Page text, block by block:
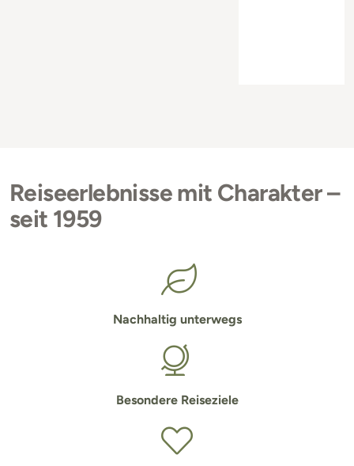
Reiseerlebnisse mit Charakter –
seit 1959
Nachhaltig unterwegs
Besondere Reiseziele